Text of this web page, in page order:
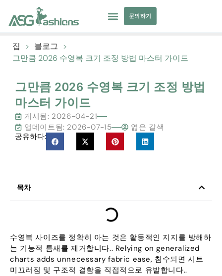
문의하기
집 > 블로그 >
그만큼 2026 수영복 크기 조정 방법 마스터 가이드
그만큼 2026 수영복 크기 조정 방법
마스터 가이드
게시됨: 2026-04-21
업데이트됨: 2026-07-15
엷은 갈색
공유하다:
목차
수영복 사이즈를 정확히 아는 것은 활동적인 지지를 방해하
는 기능적 틈새를 제거합니다.. Relying on generalized
charts adds unnecessary fabric ease, 침수되면 시트
미끄러짐 및 구조적 결함을 직접적으로 유발합니다..